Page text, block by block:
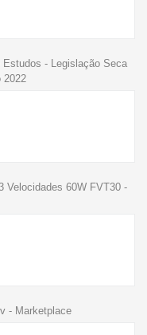
- Legislação Seca
2022
Velocidades 60W FVT30 -
- Marketplace